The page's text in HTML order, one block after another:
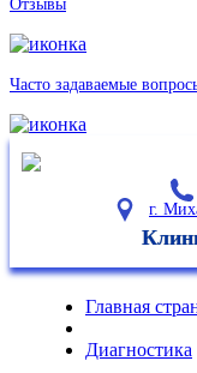
Отзывы
Часто задаваемые
г.
Главная
Диагностика